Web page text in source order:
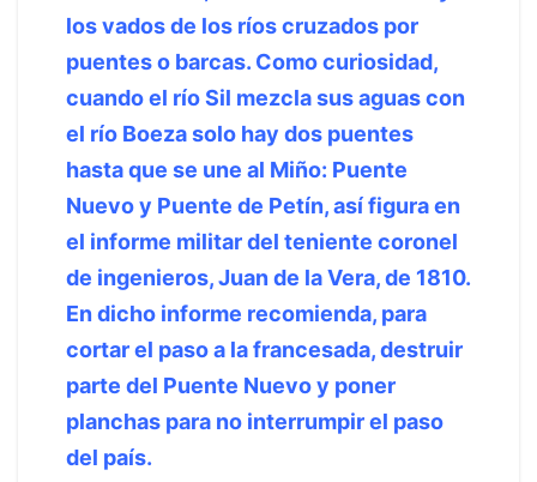
los vados de los ríos cruzados por
puentes o barcas. Como curiosidad,
cuando el río Sil mezcla sus aguas con
el río Boeza solo hay dos puentes
hasta que se une al Miño: Puente
Nuevo y Puente de Petín, así figura en
el informe militar del teniente coronel
de ingenieros, Juan de la Vera, de 1810.
En dicho informe recomienda, para
cortar el paso a la francesada, destruir
parte del Puente Nuevo y poner
planchas para no interrumpir el paso
del país.